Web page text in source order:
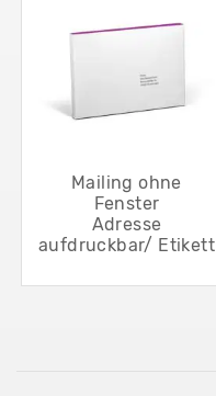
Mailing ohne
Fenster
Adresse
aufdruckbar/ Etikett